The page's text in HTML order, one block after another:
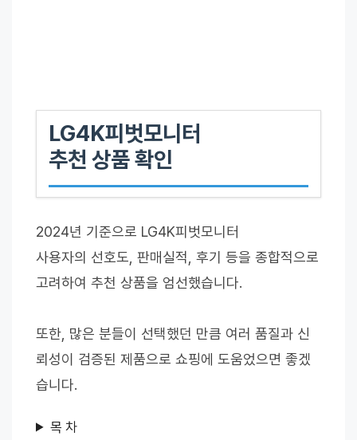
LG4K피벗모니터
추천 상품 확인
2024년 기준으로 LG4K피벗모니터
사용자의 선호도, 판매실적, 후기 등을 종합적으로
고려하여 추천 상품을 엄선했습니다.
또한, 많은 분들이 선택했던 만큼 여러 품질과 신
뢰성이 검증된 제품으로 쇼핑에 도움었으면 좋겠
습니다.
목 차